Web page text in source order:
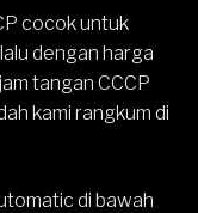
cocok untuk
dengan harga
tangan CCCP
kami rangkum di
di bawah